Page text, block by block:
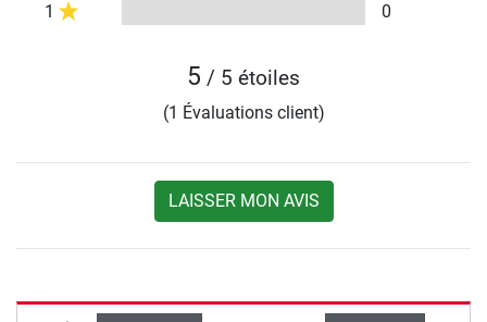
1
0
5 / 5 étoiles
(1 Évaluations client)
LAISSER MON AVIS